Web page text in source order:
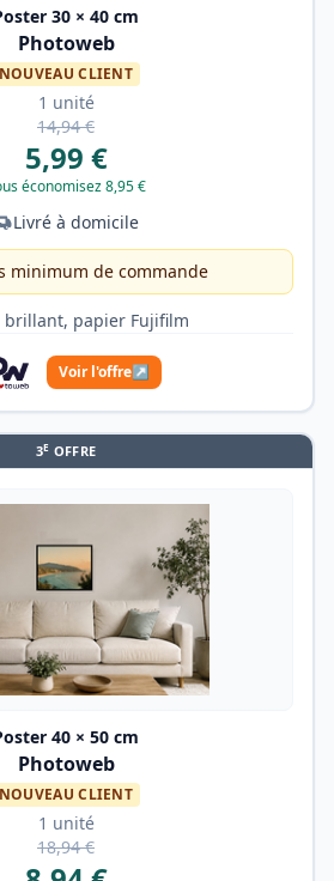
30 × 40 cm
Photoweb
NOUVEAU CLIENT
1 unité
14,94 €
5,99 €
économisez 8,95 €
Livré à domicile
minimum de commande
brillant, papier Fujifilm
Voir l'offre↗
3E OFFRE
40 × 50 cm
Photoweb
NOUVEAU CLIENT
1 unité
18,94 €